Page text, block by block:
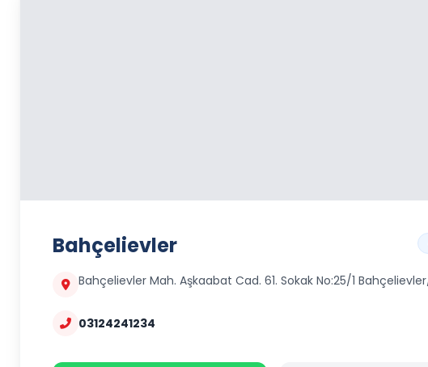
Bahçelievler
Bahçelievler Mah. Aşkaabat Cad. 61. Sokak No:25/1
03124241234